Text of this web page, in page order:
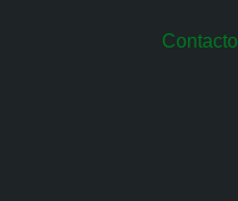
Contacto